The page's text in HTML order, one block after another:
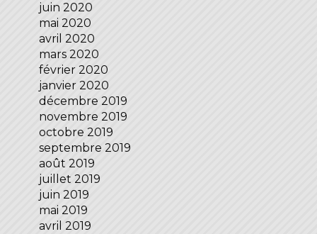
juin 2020
mai 2020
avril 2020
mars 2020
février 2020
janvier 2020
décembre 2019
novembre 2019
octobre 2019
septembre 2019
août 2019
juillet 2019
juin 2019
mai 2019
avril 2019